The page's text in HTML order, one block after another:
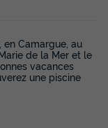
en Camargue, au
de la Mer et le
vacances
une piscine